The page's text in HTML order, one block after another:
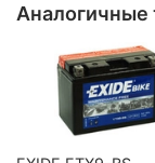
Аналогичные